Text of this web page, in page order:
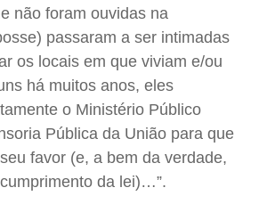
não foram ouvidas na
passaram a ser intimadas
os locais em que viviam e/ou
há muitos anos, eles
o Ministério Público
Pública da União para que
favor (e, a bem da verdade,
da lei)…”.